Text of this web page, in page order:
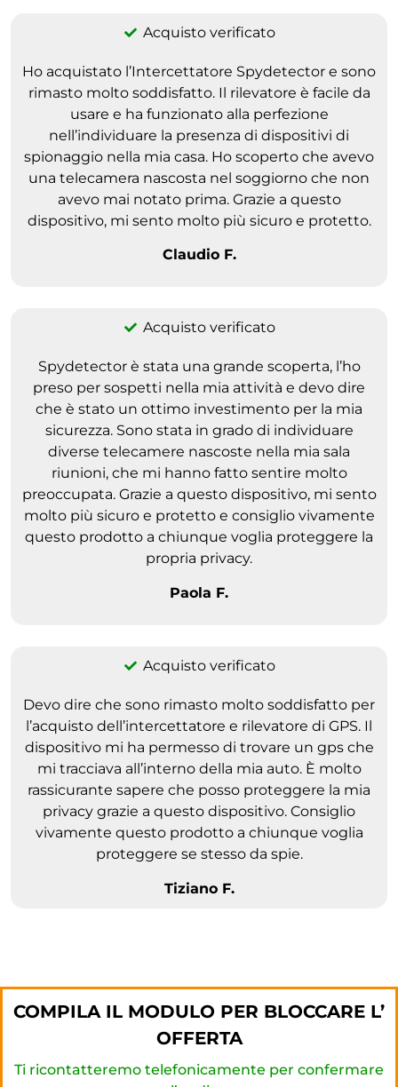
Acquisto verificato
Ho acquistato l’Intercettatore Spydetector e sono
rimasto molto soddisfatto. Il rilevatore è facile da
usare e ha funzionato alla perfezione
nell’individuare la presenza di dispositivi di
spionaggio nella mia casa. Ho scoperto che avevo
una telecamera nascosta nel soggiorno che non
avevo mai notato prima. Grazie a questo
dispositivo, mi sento molto più sicuro e protetto.
Claudio F.
Acquisto verificato
Spydetector è stata una grande scoperta, l’ho
preso per sospetti nella mia attività e devo dire
che è stato un ottimo investimento per la mia
sicurezza. Sono stata in grado di individuare
diverse telecamere nascoste nella mia sala
riunioni, che mi hanno fatto sentire molto
preoccupata. Grazie a questo dispositivo, mi sento
molto più sicuro e protetto e consiglio vivamente
questo prodotto a chiunque voglia proteggere la
propria privacy.
Paola F.
Acquisto verificato
Devo dire che sono rimasto molto soddisfatto per
l’acquisto dell’intercettatore e rilevatore di GPS. Il
dispositivo mi ha permesso di trovare un gps che
mi tracciava all’interno della mia auto. È molto
rassicurante sapere che posso proteggere la mia
privacy grazie a questo dispositivo. Consiglio
vivamente questo prodotto a chiunque voglia
proteggere se stesso da spie.
Tiziano F.
COMPILA IL MODULO PER BLOCCARE L’
OFFERTA
Ti ricontatteremo telefonicamente per confermare